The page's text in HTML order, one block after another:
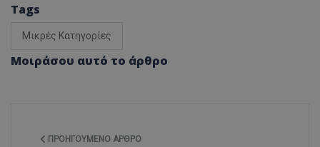
Tags
Μικρές Κατηγορίες
Μοιράσου αυτό το άρθρο
ΠΡΟΗΓΟΎΜΕΝΟ ΆΡΘΡΟ